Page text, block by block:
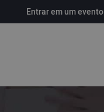
Entrar em um evento